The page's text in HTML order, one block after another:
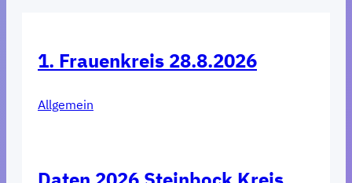
1. Frauenkreis 28.8.2026
Allgemein